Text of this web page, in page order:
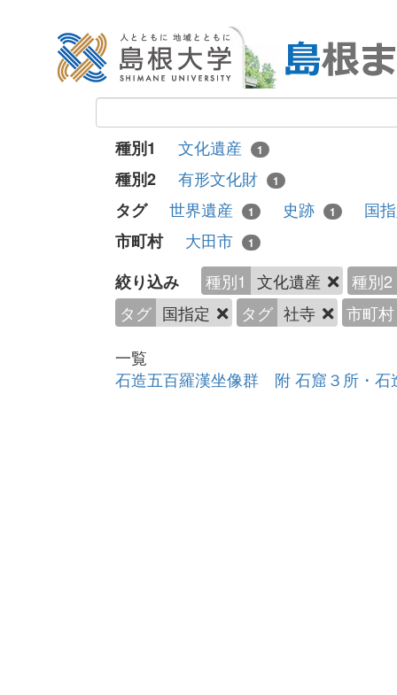
種別1 文化遺産 1
種別2 有形文化財 1
タグ 世界遺産 1 史跡 1
国
市町村
大田市 1
絞り込み 種別1 文化遺産
種別2
タグ 国指定 タグ 社寺
市町村
一覧
石造五百羅漢坐像群 附 石窟３所・石